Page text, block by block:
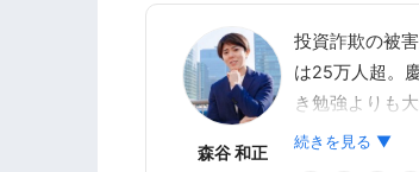
森谷 和正
投資詐欺の被
は25万人超。
き勉強よりも
年1月に
続きを見る ▼